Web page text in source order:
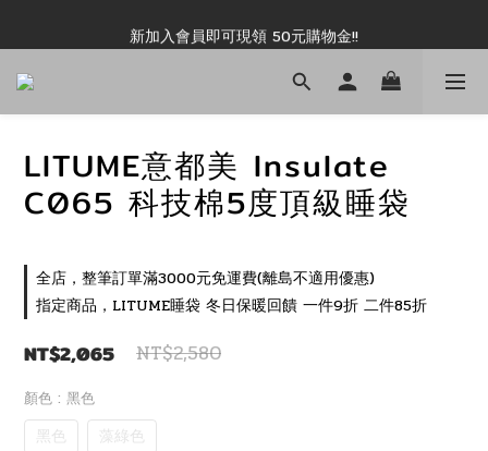
新加入會員即可現領 50元購物金!!
新加入會員即可現領 50元購物金!!
推薦好友露坑無上限領購物金!!
LITUME意都美 Insulate
C065 科技棉5度頂級睡袋
全店，整筆訂單滿3000元免運費(離島不適用優惠)
指定商品，LITUME睡袋 冬日保暖回饋 一件9折 二件85折
NT$2,580
NT$2,065
顏色 : 黑色
黑色 藻綠色